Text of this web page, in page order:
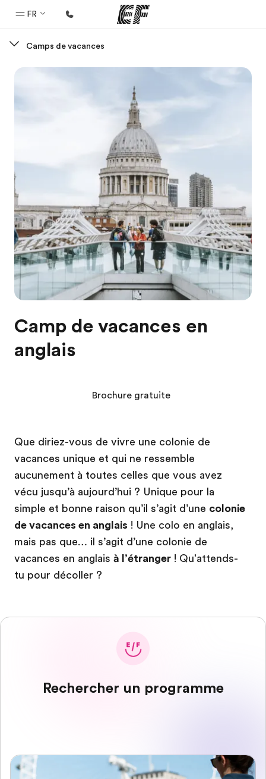
FR
Trouver un bureau
A propos de nous
Qui sommes-nous ?
EF recrute
Rejoignez nos équipes
Camps de vacances
Camp de vacances en
anglais
Que diriez-vous de vivre une colonie de
vacances unique et qui ne ressemble
aucunement à toutes celles que vous avez
vécu jusqu’à aujourd’hui ? Unique pour la
simple et bonne raison qu’il s’agit d’une colonie
de vacances en anglais ! Une colo en anglais,
mais pas que… il s’agit d’une colonie de
vacances en anglais à l’étranger ! Qu'attends-
tu pour décoller ?
Brochure gratuite
Rechercher un programme